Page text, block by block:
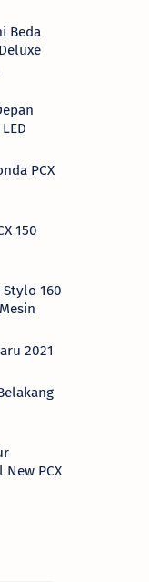
Beda
PCX
150
160
2021
PCX